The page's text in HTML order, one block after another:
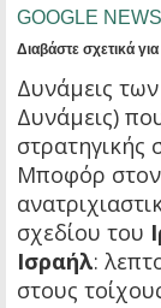
GOOGLE NEWS
Διαβάστε σχετικά για
Δυνάμεις των
Δυνάμεις)
Μποφόρ
σχεδίου του
Ισραήλ:
στους